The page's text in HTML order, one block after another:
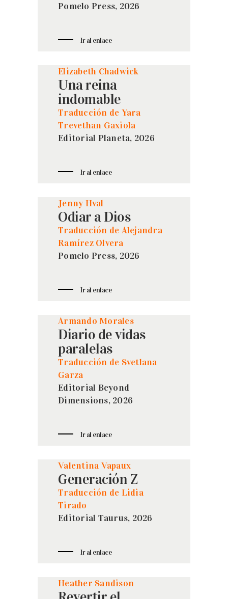
Pomelo Press, 2026
Ir al enlace
Elizabeth Chadwick
Una reina
indomable
Traducción de Yara
Trevethan Gaxiola
Editorial Planeta, 2026
Ir al enlace
Jenny Hval
Odiar a Dios
Traducción de Alejandra
Ramírez Olvera
Pomelo Press, 2026
Ir al enlace
Armando Morales
Diario de vidas
paralelas
Traducción de Svetlana
Garza
Editorial Beyond
Dimensions, 2026
Ir al enlace
Valentina Vapaux
Generación Z
Traducción de Lidia
Tirado
Editorial Taurus, 2026
Ir al enlace
Heather Sandison